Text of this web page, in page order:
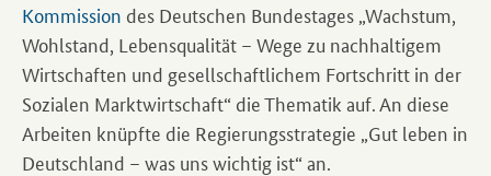
Kommission des Deutschen Bundestages „Wachstum,
Wohlstand, Lebensqualität – Wege zu nachhaltigem
Wirtschaften und gesellschaftlichem Fortschritt in der
Sozialen Marktwirtschaft“ die Thematik auf. An diese
Arbeiten knüpfte die Regierungsstrategie „Gut leben in
Deutschland – was uns wichtig ist“ an.